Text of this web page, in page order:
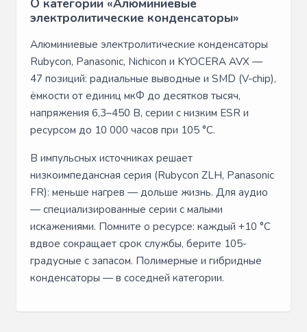
О категории «Алюминиевые
электролитические конденсаторы»
Алюминиевые электролитические конденсаторы
Rubycon, Panasonic, Nichicon и KYOCERA AVX —
47 позиций: радиальные выводные и SMD (V-chip),
ёмкости от единиц мкФ до десятков тысяч,
напряжения 6,3–450 В, серии с низким ESR и
ресурсом до 10 000 часов при 105 °C.
В импульсных источниках решает
низкоимпедансная серия (Rubycon ZLH, Panasonic
FR): меньше нагрев — дольше жизнь. Для аудио
— специализированные серии с малыми
искажениями. Помните о ресурсе: каждый +10 °C
вдвое сокращает срок службы, берите 105-
градусные с запасом. Полимерные и гибридные
конденсаторы — в соседней категории.